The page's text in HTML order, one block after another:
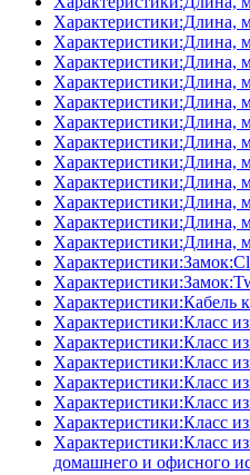
Характеристики:Длина,
Характеристики:Длина,
Характеристики:Длина,
Характеристики:Длина,
Характеристики:Длина,
Характеристики:Длина,
Характеристики:Длина,
Характеристики:Длина,
Характеристики:Длина,
Характеристики:Длина,
Характеристики:Длина,
Характеристики:Длина,
Характеристики:Кабель
Характеристики:Класс
Характеристики:Класс
Характеристики:Класс
Характеристики:Класс
Характеристики:Класс
Характеристики:Класс
Характеристики:Класс
домашнего и офисного